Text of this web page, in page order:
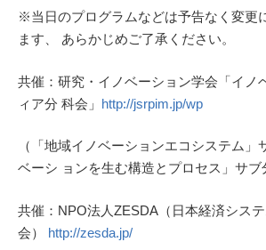
※当日のプログラムなどは予告なく変更
ます、 あらかじめご了承ください。
共催：研究・イノベーション学会「イノ
ィア分 科会」 http://jsrpim.jp/wp
（「地域イノベーションエコシステム」
ベーシ ョンを生む構造とプロセス」サブ
共催：NPO法人ZESDA（日本経済シス
会） http://zesda.jp/